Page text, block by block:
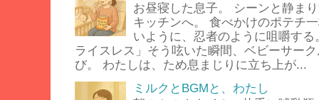
お昼寝した息子。 シーンと静ま
キッチンへ。 食べかけのポテチ
いように、忍者のように咀嚼す
ライスレス」そう呟いた瞬間、ベビーサー
び。 わたしは、ため息まじりに立ち上が...
ミルクとBGMと、わたし